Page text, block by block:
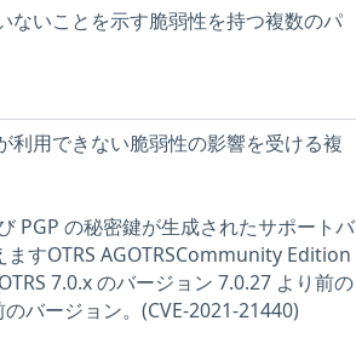
いことを示す脆弱性を持つ複数のパ
用できない脆弱性の影響を受ける複
PGP の秘密鍵が生成されたサポートバ
すOTRS AGOTRSCommunity Edition
7.0.x のバージョン 7.0.27 より前の
バージョン。(CVE-2021-21440)